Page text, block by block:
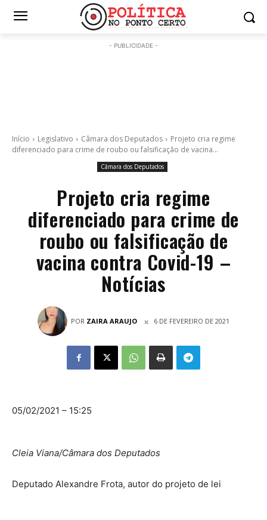
- PUBLICIDADE -
Início Legislativo Câmara dos Deputados
Projeto cria regime
diferenciado para crime de roubo ou falsificação de vacina...
Câmara dos Deputados
Projeto cria regime
diferenciado para crime de
roubo ou falsificação de
vacina contra Covid-19 –
Notícias
POR ZAIRA ARAUJO 6 DE FEVEREIRO DE 2021
05/02/2021 – 15:25
Cleia Viana/Câmara dos Deputados
Deputado Alexandre Frota, autor do projeto de lei